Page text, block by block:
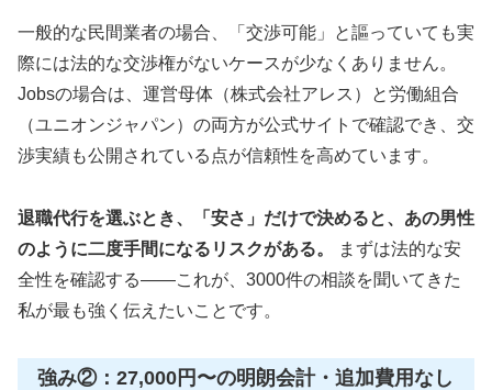
一般的な民間業者の場合、「交渉可能」と謳っていても実
際には法的な交渉権がないケースが少なくありません。
Jobsの場合は、運営母体（株式会社アレス）と労働組合
（ユニオンジャパン）の両方が公式サイトで確認でき、交
渉実績も公開されている点が信頼性を高めています。
退職代行を選ぶとき、「安さ」だけで決めると、あの男性
のように二度手間になるリスクがある。
まずは法的な安
全性を確認する——これが、3000件の相談を聞いてきた
私が最も強く伝えたいことです。
強み②：27,000円〜の明朗会計・追加費用なし